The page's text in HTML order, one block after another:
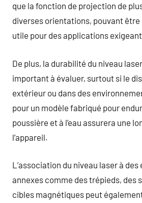
que la fonction de projection de
diverses orientations, pouvant
utile pour des applications
De plus, la durabilité du niveau
important à évaluer, surtout si le
extérieur ou dans des
pour un modèle fabriqué pour
poussière et à l’eau assurera une
l’appareil.
L’association du niveau laser à
annexes comme des trépieds, des
cibles magnétiques peut